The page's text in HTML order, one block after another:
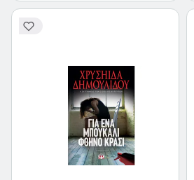
προλαβαίνει όλα. Στόχος της: να
αγαπηθούν. Όνειρό της: να
μπορούσε να γυρίσει πίσω τον
ξανά με στολή, με τα φτερά της
στους παλιούς συναδέλφους της… (Πηγή: "Εκδόσεις
Ψυχογιός", 2025)